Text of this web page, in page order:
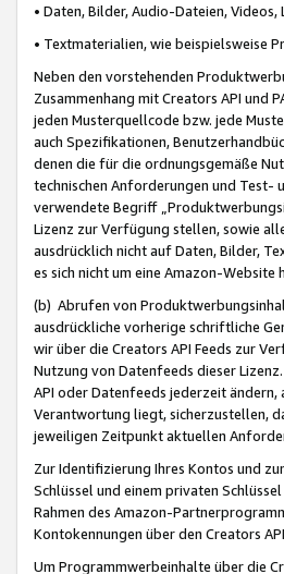
• Daten, Bilder, Audio-Dateien,
• Textmaterialien, wie beispielsweise
Neben den vorstehenden
Zusammenhang mit Creators API und
jeden Musterquellcode bzw. jede
auch Spezifikationen,
denen die für die ordnungsgemäße
technischen Anforderungen und Test-
verwendete Begriff
Lizenz zur Verfügung stellen, sowie
ausdrücklich nicht auf Daten, Bilder,
es sich nicht um eine Amazon-Website
(b) Abrufen von
ausdrückliche vorherige schriftliche
wir über die Creators API Feeds zur
Nutzung von Datenfeeds dieser
API oder Datenfeeds jederzeit ändern,
Verantwortung liegt, sicherzustellen,
jeweiligen Zeitpunkt aktuellen
Zur Identifizierung Ihres Kontos und
Schlüssel und einem privaten
Rahmen des Amazon-
Kontokennungen über den Creators
Um Programmwerbeinhalte über die